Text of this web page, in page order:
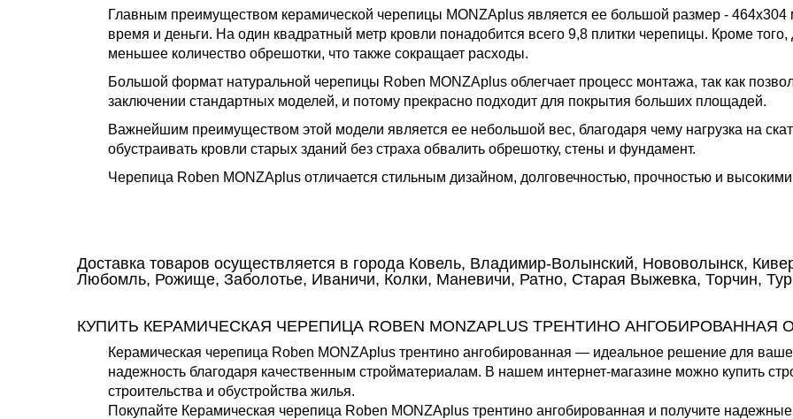
Главным преимуществом керамической черепицы MONZAplus является ее большой размер - 464х304
время и деньги. На один квадратный метр кровли понадобится всего 9,8 плитки черепицы. Кроме
меньшее количество обрешотки, что также сокращает расходы.
Большой формат натуральной черепицы Roben MONZAplus облегчает процесс монтажа, так как
заключении стандартных моделей, и потому прекрасно подходит для покрытия больших площадей.
Важнейшим преимуществом этой модели является ее небольшой вес, благодаря чему нагрузка на
обустраивать кровли старых зданий без страха обвалить обрешотку, стены и фундамент.
Черепица Roben MONZAplus отличается стильным дизайном, долговечностью, прочностью и
Доставка товаров осуществляется в города Ковель, Владимир-Волынский, Нововолынск,
Любомль, Рожище, Заболотье, Иваничи, Колки, Маневичи, Ратно, Старая Выжевка, Торчин,
КУПИТЬ КЕРАМИЧЕСКАЯ ЧЕРЕПИЦА ROBEN MONZAPLUS ТРЕНТИНО АНГОБИРОВАННАЯ
Керамическая черепица Roben MONZAplus трентино ангобированная — идеальное решение для
надежность благодаря качественным стройматериалам. В нашем интернет-магазине можно купить
строительства и обустройства жилья.
Покупайте Керамическая черепица Roben MONZAplus трентино ангобированная и получите